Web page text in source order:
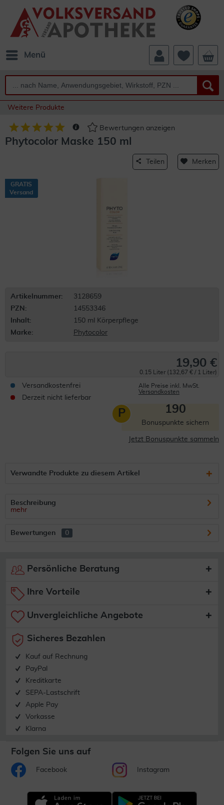
Menü
Weitere Produkte
Bewertungen anzeigen
Phytocolor Maske 150 ml
Teilen Merken
GRATIS
Versand
Artikelnummer:
3128659
PZN:
14553346
Inhalt:
150 ml Körperpflege
Marke:
Phytocolor
19,90 €
0.15 Liter (132,67 € / 1 Liter)
Versandkostenfrei
Derzeit nicht lieferbar
Alle Preise inkl. MwSt.
Versandkosten
P 190
Bonuspunkte sichern
Jetzt Bonuspunkte sammeln
Verwandte Produkte zu diesem Artikel
Beschreibung
mehr
Bewertungen 0
Persönliche Beratung
Ihre Vorteile
Unvergleichliche Angebote
Sicheres Bezahlen
Kauf auf Rechnung
PayPal
Kreditkarte
SEPA-Lastschrift
Apple Pay
Vorkasse
Klarna
Folgen Sie uns auf
Facebook Instagram